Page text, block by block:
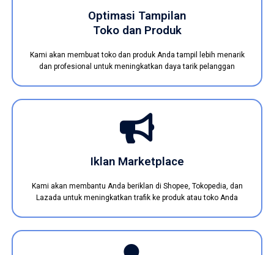
Optimasi Tampilan
Toko dan Produk
Kami akan membuat toko dan produk Anda tampil lebih menarik
dan profesional untuk meningkatkan daya tarik pelanggan
Iklan Marketplace
Kami akan membantu Anda beriklan di Shopee, Tokopedia, dan
Lazada untuk meningkatkan trafik ke produk atau toko Anda